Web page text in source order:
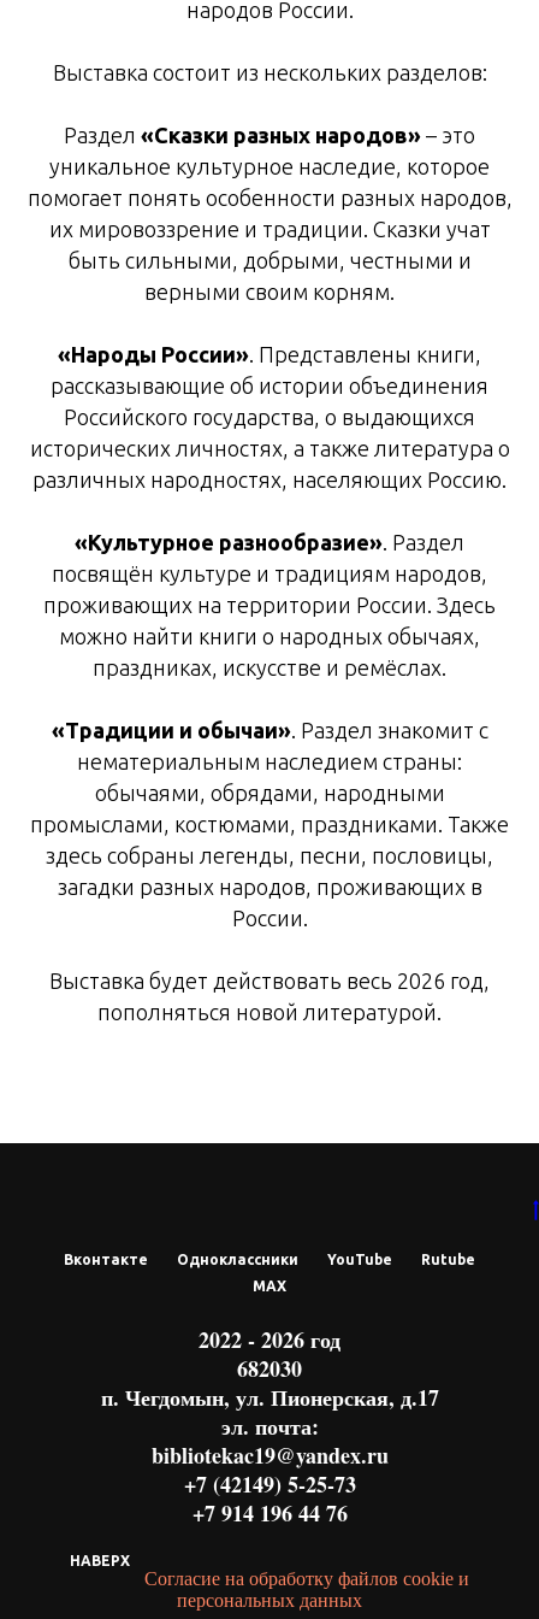
народов России.
Выставка состоит из нескольких разделов:
Раздел «Сказки разных народов» – это
уникальное культурное наследие, которое
помогает понять особенности разных народов,
их мировоззрение и традиции. Сказки учат
быть сильными, добрыми, честными и
верными своим корням.
«Народы России». Представлены книги,
рассказывающие об истории объединения
Российского государства, о выдающихся
исторических личностях, а также литература о
различных народностях, населяющих Россию.
«Культурное разнообразие». Раздел
посвящён культуре и традициям народов,
проживающих на территории России. Здесь
можно найти книги о народных обычаях,
праздниках, искусстве и ремёслах.
«Традиции и обычаи». Раздел знакомит с
нематериальным наследием страны:
обычаями, обрядами, народными
промыслами, костюмами, праздниками. Также
здесь собраны легенды, песни, пословицы,
загадки разных народов, проживающих в
России.
Выставка будет действовать весь 2026 год,
пополняться новой литературой.
Вконтакте Одноклассники YouTube
Rutube
МАХ
2022 - 2026 год
682030
п. Чегдомын, ул. Пионерская, д.17
эл. почта:
bibliotekac19@yandex.ru
+7 (42149) 5-25-73
+7 914 196 44 76
НАВЕРХ
Согласие на обработку файлов cookie и
персональных данных